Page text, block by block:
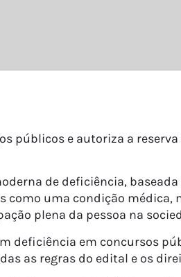
públicos e autoriza a
de deficiência,
como uma condição médica,
plena da pessoa na
deficiência em concursos
as regras do edital e os